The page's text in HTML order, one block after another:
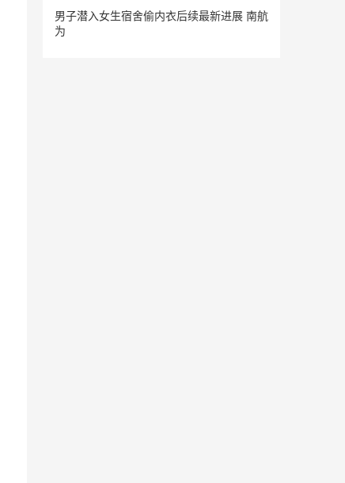
男子潜入女生宿舍偷内衣后续最新进展 南航
为